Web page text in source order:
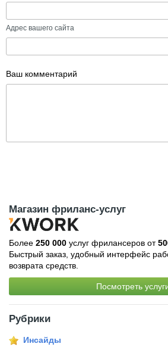
Адрес вашего сайта
Ваш комментарий
Магазин фриланс-услуг
Более 250 000 услуг фрилансеров от
Быстрый заказ, удобный интерфейс
возврата средств.
Посмотреть
Рубрики
Инсайды